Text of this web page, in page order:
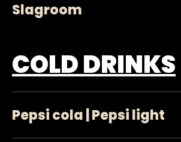
Slagroom
COLD DRINKS
Pepsi cola | Pepsi light